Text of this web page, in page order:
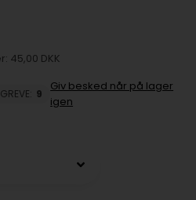
45,00 DKK
GREVE: 9
Giv besked når på lager
igen